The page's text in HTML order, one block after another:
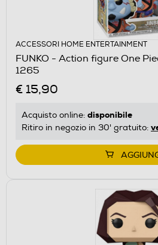
ACCESSORI HOME ENTERTAINMENT
FUNKO - Action figure One
1265
€ 15,90
Acquisto online: disponibile
Ritiro in negozio in 30' gratuito: